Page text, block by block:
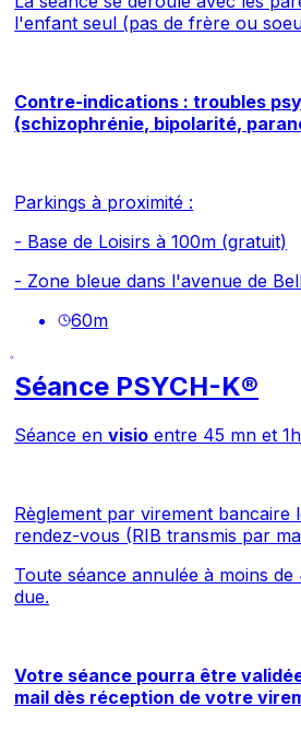
l'enfant seul (pas de frère ou
Contre-indications : troubles
(schizophrénie, bipolarité,
Parkings à proximité :
- Base de Loisirs à 100m (gratuit)
- Zone bleue dans l'avenue de
60m
Séance PSYCH-K®
Séance envisio entre 45 mn et
Règlement par virement bancaire
rendez-vous (RIB transmis par
Toute séance annulée à moins
due.
Votre séance pourra être
mail dès réception de votre